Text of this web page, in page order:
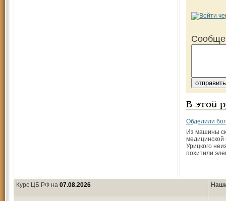
В этой
Обделили
Из машины
Урицкого
похитили
Курс ЦБ РФ на 07.08.2026